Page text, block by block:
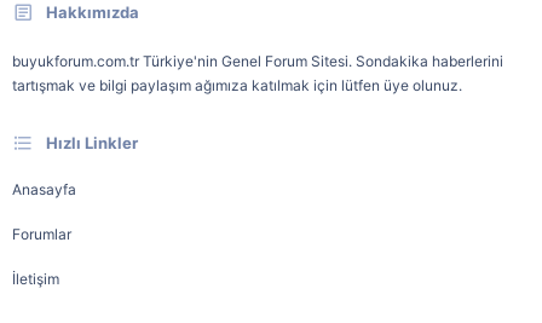
Hakkımızda
buyukforum.com.tr Türkiye'nin Genel Forum Sitesi. Sondakika haberlerini
tartışmak ve bilgi paylaşım ağımıza katılmak için lütfen üye olunuz.
Hızlı Linkler
Anasayfa
Forumlar
İletişim